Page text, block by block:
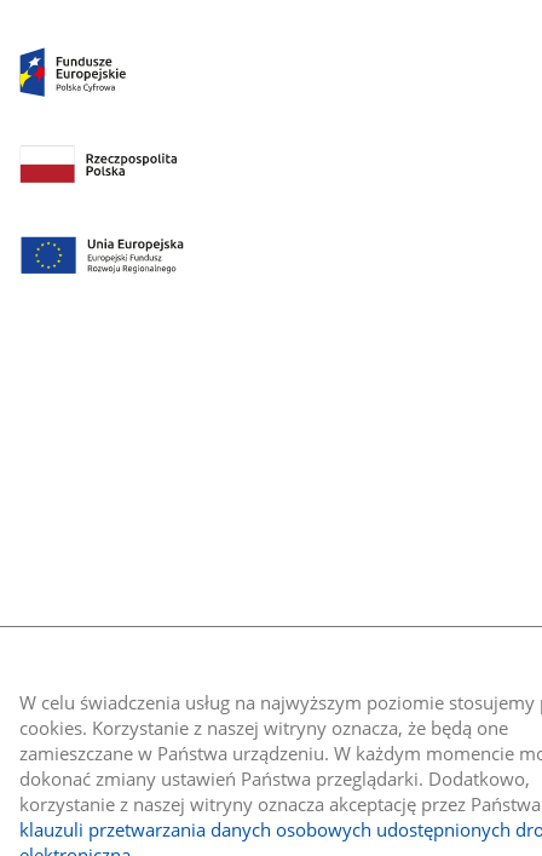
W celu świadczenia usług na najwyższym poziomie
cookies. Korzystanie z naszej witryny oznacza, że będą one
zamieszczane w Państwa urządzeniu. W każdym momencie
dokonać zmiany ustawień Państwa przeglądarki. Dodatkowo,
korzystanie z naszej witryny oznacza akceptację przez Państwa
klauzuli przetwarzania danych osobowych udostępnionych